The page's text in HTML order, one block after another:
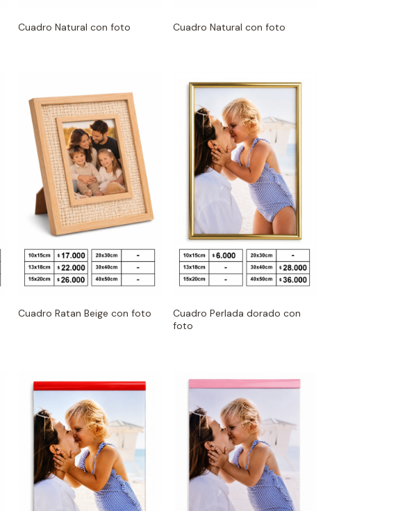
Cuadro Natural con foto Cuadro Natural con foto
Cuadro Ratan Beige con foto
Cuadro Perlada dorado con
foto